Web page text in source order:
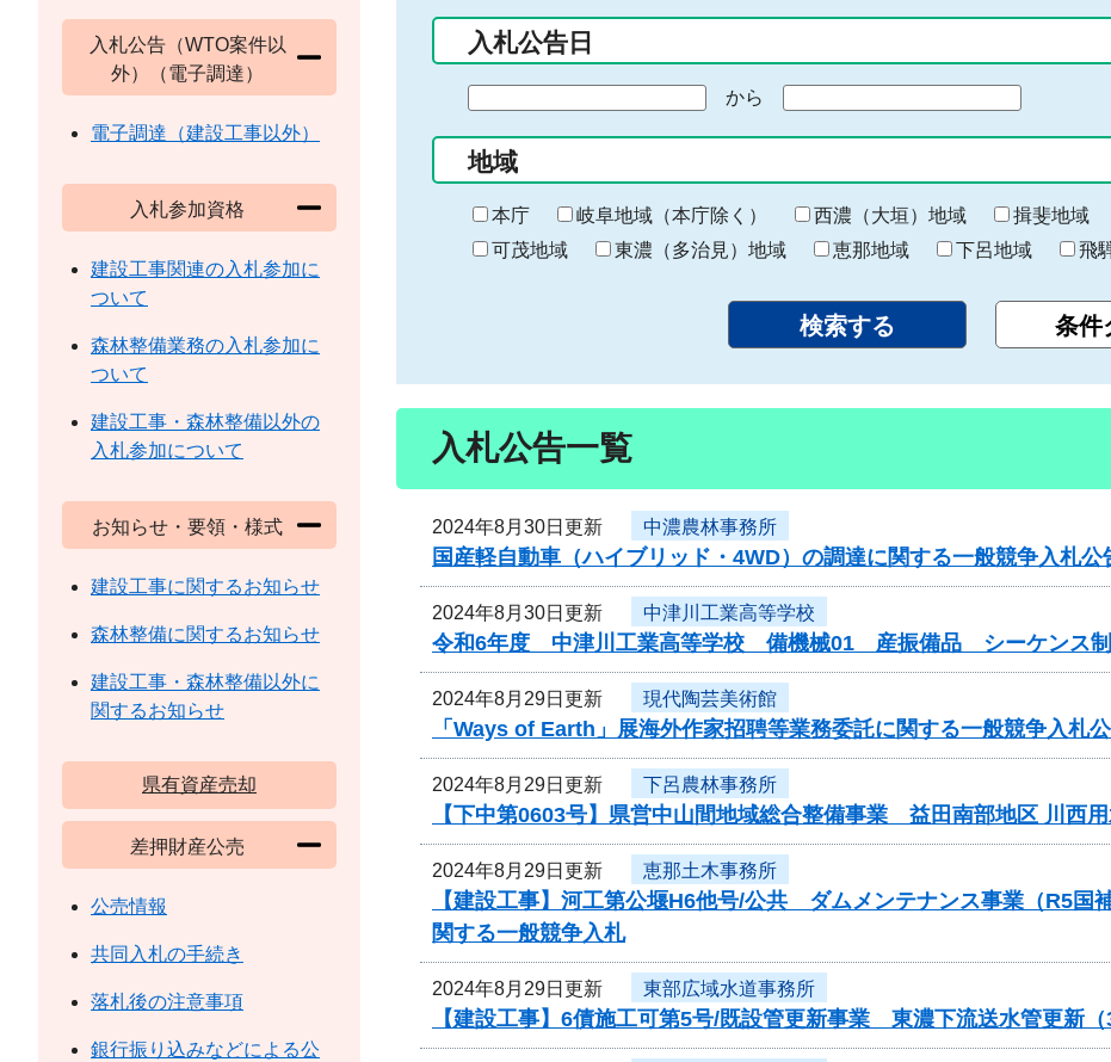
力
入札公告日
の
始
ま
り
から
終
わ
り
地域
本庁 岐阜地域（本庁除く） 西濃（大垣）地域 揖斐地域
可茂地域
東濃（多治見）地域 恵那地域 下呂地域 飛
入札公告一覧
2024年8月30日更新 中濃農林事務所
国産軽自動車（ハイブリッド・4WD）の調達に関する一般競争入札公
2024年8月30日更新 中津川工業高等学校
令和6年度 中津川工業高等学校 備機械01 産振備品 シーケンス制
2024年8月29日更新 現代陶芸美術館
「Ways of Earth」展海外作家招聘等業務委託に関する一般競争入札
2024年8月29日更新 下呂農林事務所
【下中第0603号】県営中山間地域総合整備事業 益田南部地区 川西
2024年8月29日更新 恵那土木事務所
【建設工事】河工第公堰H6他号/公共 ダムメンテナンス事業（R5国
関する一般競争入札
2024年8月29日更新 東部広域水道事務所
【建設工事】6債施工可第5号/既設管更新事業 東濃下流送水管更新
入札公告（WTO案件以
外）（電子調達）
電子調達（建設工事以外）
入札参加資格
建設工事関連の入札参加に
ついて
森林整備業務の入札参加に
ついて
建設工事・森林整備以外の
入札参加について
お知らせ・要領・様式
建設工事に関するお知らせ
森林整備に関するお知らせ
建設工事・森林整備以外に
関するお知らせ
県有資産売却
差押財産公売
公売情報
共同入札の手続き
落札後の注意事項
銀行振り込みなどによる公